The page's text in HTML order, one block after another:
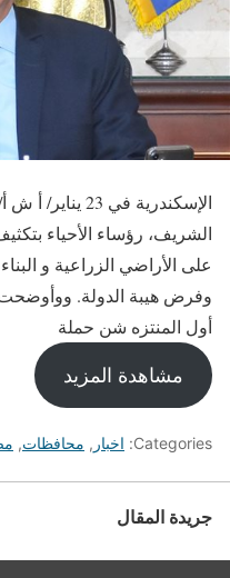
الإسكندرية
الشريف، رؤساء الأحياء
على الأراضي الزراعية و
وفرض هيبة الدولة.
أول المنتزه شن حملة
مشاهدة المزيد
Categories: اخبار , محافظات,
جريدة المقال